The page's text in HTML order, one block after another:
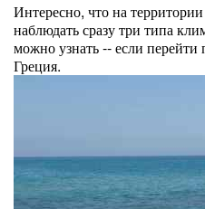
Интересно, что на территории
наблюдать сразу три типа
можно узнать -- если
Греция.